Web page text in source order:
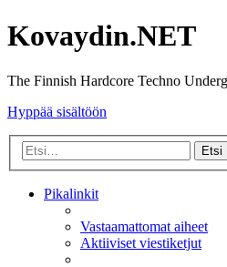
Kovaydin.NET
The Finnish Hardcore Techno
Hyppää sisältöön
Etsi
Pikalinkit
Vastaamattomat aiheet
Aktiiviset viestiketjut